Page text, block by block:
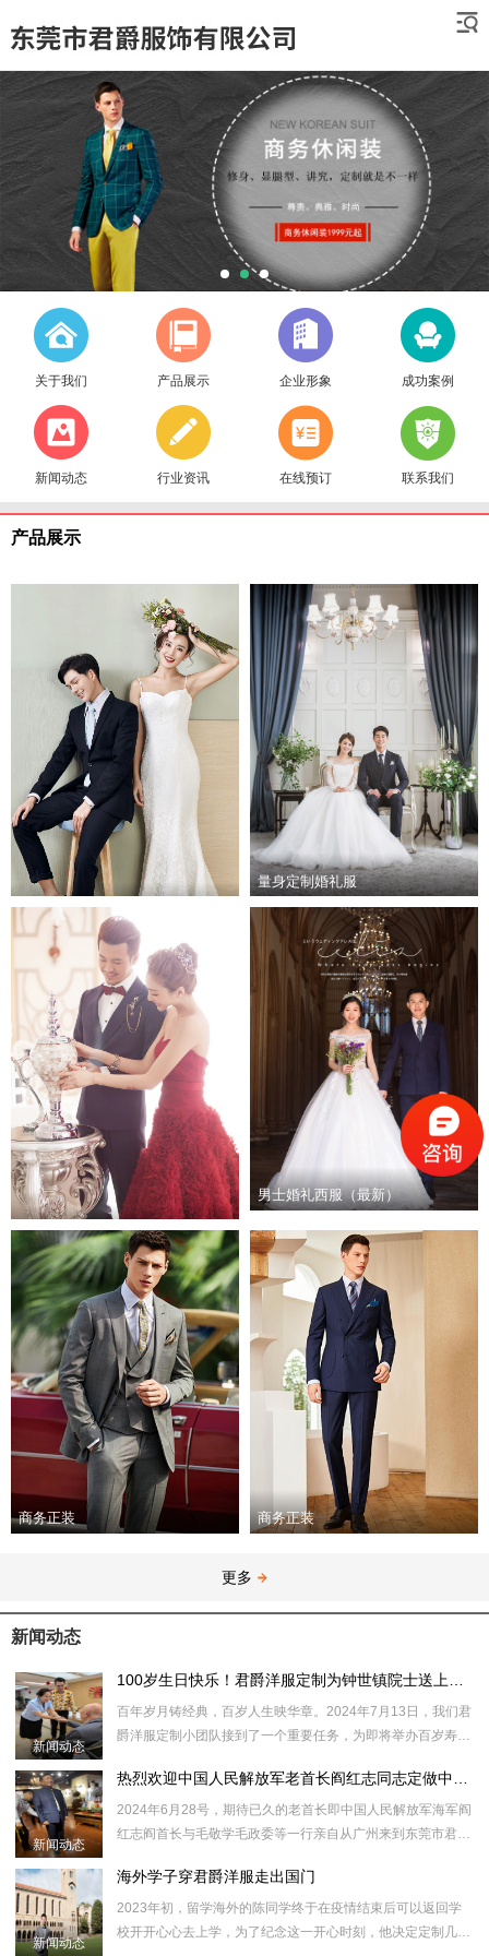
关于我们 产品展示 企业形象 成功案例
新闻动态 行业资讯 在线预订 联系我们
产品展示
高端量身定制新郎服
量身定制婚礼服
男士婚礼西服量身定制
男士婚礼西服（最新）
商务正装 商务正装
更多
新闻动态
新闻动态
​百年岁月铸经典，百岁人生映华章。2024年7月13日，我们君
爵洋服定制小团队接到了一个重要任务，为即将举办百岁寿辰
衫，202
新闻动态
​2024年6月28号，期待已久的老首长即中国人民解放军海军阎
红志阎首长与毛敬学毛政委等一行亲自从广州来到东莞市君爵
量身定制了
新闻动态
海外学子穿君爵洋服走出国门
2023年初，留学海外的陈同学终于在疫情结束后可以返回学
校开开心心去上学，为了纪念这一开心时刻，他决定定制几套